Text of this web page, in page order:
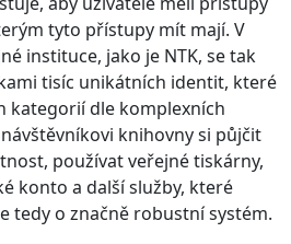
tyto přístupy mít mají. V
instituce, jako je NTK, se tak
tisíc unikátních identit, které
kategorií dle komplexních
knihovny si půjčit
používat veřejné tiskárny,
konto a další služby, které
tedy o značně robustní systém.